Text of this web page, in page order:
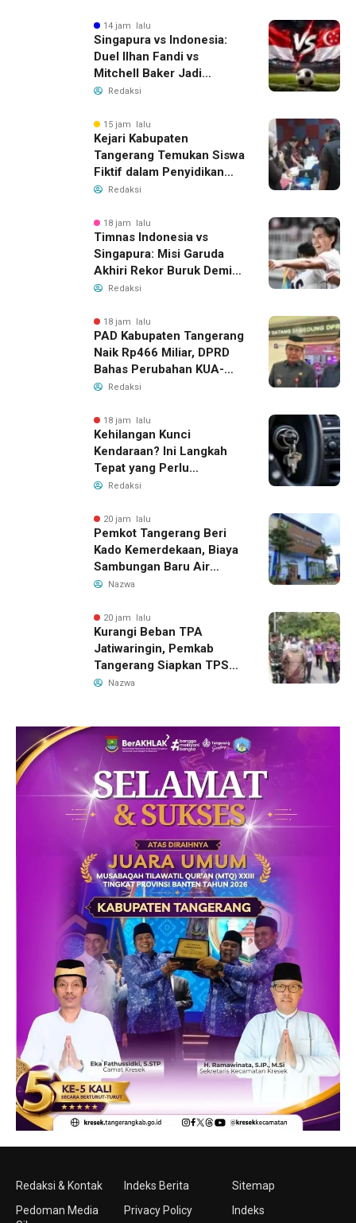
14 jam lalu
Singapura vs Indonesia:
Duel Ilhan Fandi vs
Mitchell Baker Jadi
Sorotan di Piala AFF 2026
Redaksi
15 jam lalu
Kejari Kabupaten
Tangerang Temukan Siswa
Fiktif dalam Penyidikan
Dana BOP PKBM
Redaksi
18 jam lalu
Timnas Indonesia vs
Singapura: Misi Garuda
Akhiri Rekor Buruk Demi
Tiket Semifinal Piala AFF
Redaksi
18 jam lalu
PAD Kabupaten Tangerang
Naik Rp466 Miliar, DPRD
Bahas Perubahan KUA-
PPAS 2026
Redaksi
18 jam lalu
Kehilangan Kunci
Kendaraan? Ini Langkah
Tepat yang Perlu
Dilakukan
Redaksi
20 jam lalu
Pemkot Tangerang Beri
Kado Kemerdekaan, Biaya
Sambungan Baru Air
Bersih Dipangkas Jadi
Nazwa
20 jam lalu
Kurangi Beban TPA
Jatiwaringin, Pemkab
Tangerang Siapkan TPS3R
Baru di Tigaraksa
Nazwa
Redaksi & Kontak
Pedoman Media
Indeks Berita
Privacy Policy
Sitemap
Indeks